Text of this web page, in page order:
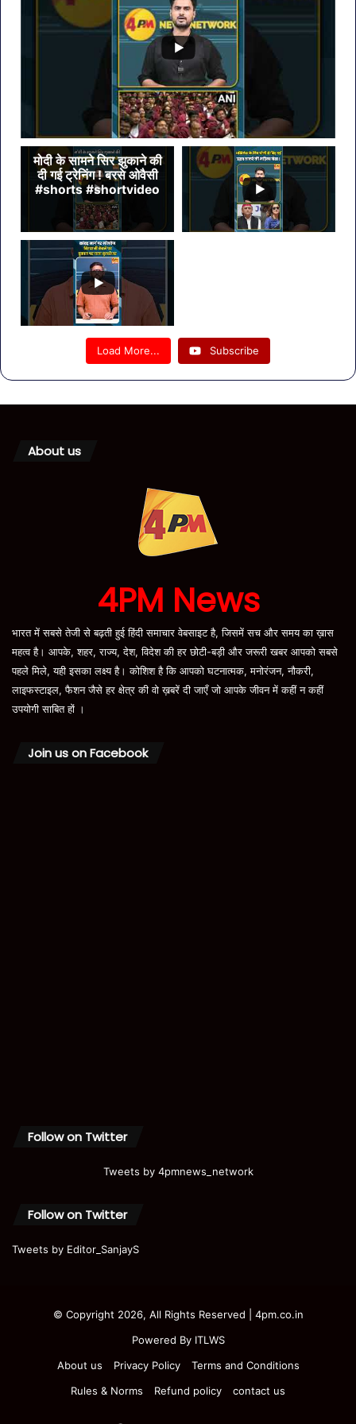
मोदी के सामने सिर झुकाने की
दी गई ट्रेनिंग ! बरसे ओवैसी
#shorts #shortvideo
Load More... Subscribe
About us
4PM News
भारत में सबसे तेजी से बढ़ती हुई हिंदी समाचार वेबसाइट है, जिसमें सच और समय का ख़ास
महत्व है। आपके, शहर, राज्य, देश, विदेश की हर छोटी-बड़ी और जरूरी खबर आपको सबसे
पहले मिले, यही इसका लक्ष्य है। कोशिश है कि आपको घटनात्मक, मनोरंजन, नौकरी,
लाइफस्टाइल, फैशन जैसे हर क्षेत्र की वो ख़बरें दी जाएँ जो आपके जीवन में कहीं न कहीं
उपयोगी साबित हों ।
Join us on Facebook
Follow on Twitter
Tweets by 4pmnews_network
Follow on Twitter
Tweets by Editor_SanjayS
© Copyright 2026, All Rights Reserved | 4pm.co.in
Powered By ITLWS
About us
Privacy Policy
Terms and Conditions
Rules & Norms
Refund policy contact us